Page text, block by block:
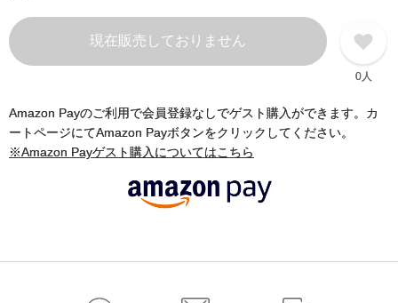
現在販売しておりません
0人
Amazon Payのご利用で会員登録なしでゲスト購入ができます。カ
ートページにてAmazon Payボタンをクリックしてください。
※Amazon Payゲスト購入についてはこちら